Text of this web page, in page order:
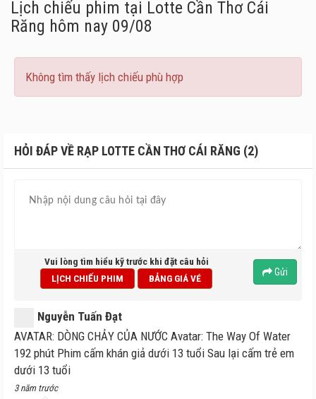
Lịch chiếu phim tại Lotte Cần Thơ Cái
Răng hôm nay 09/08
Không tìm thấy lịch chiếu phù hợp
HỎI ĐÁP VỀ RẠP LOTTE CẦN THƠ CÁI RĂNG (2)
Vui lòng tìm hiểu kỹ trước khi đặt câu hỏi
LỊCH CHIẾU PHIM
BẢNG GIÁ VÉ
Gửi
Nguyễn Tuấn Đạt
AVATAR: DÒNG CHẢY CỦA NƯỚC Avatar: The Way Of Water
192 phút Phim cấm khán giả dưới 13 tuổi Sau lại cấm trẻ em
dưới 13 tuổi
3 năm trước